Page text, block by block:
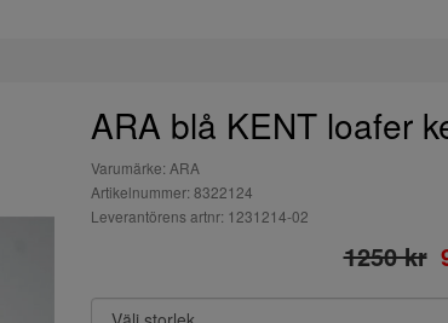
ARA blå KENT loafer
Varumärke: ARA
Artikelnummer: 8322124
Leverantörens artnr: 1231214-02
1250 kr